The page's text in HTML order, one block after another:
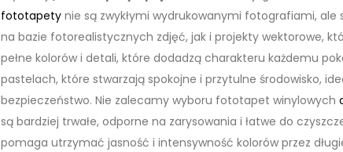
fototapetynie są zwykłymi wydrukowanymi fotografiami,
na bazie fotorealistycznych zdjęć, jak i projekty wektorowe,
pełne kolorów i detali, które dodadzą charakteru każdemu
pastelach, które stwarzają spokojne i przytulne środowisko,
bezpieczeństwo. Nie zalecamy wyboru fototapet winylowych
są bardziej trwałe, odporne na zarysowania i łatwe do
pomaga utrzymać jasność i intensywność kolorów przez